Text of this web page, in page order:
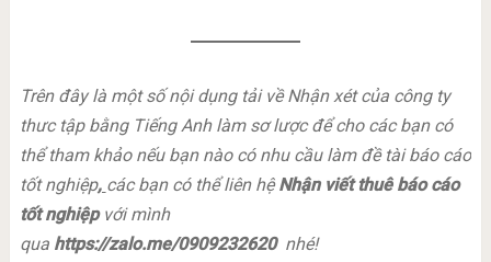
Trên đây là một số nội dụng tải về Nhận xét của công ty
thưc tập bằng Tiếng Anh làm sơ lược để cho các bạn có
thể tham khảo nếu bạn nào có nhu cầu làm đề tài báo cáo
tốt nghiệp, các bạn có thể liên hệNhận viết thuê báo cáo
tốt nghiệpvới mình
qua https://zalo.me/0909232620 nhé!